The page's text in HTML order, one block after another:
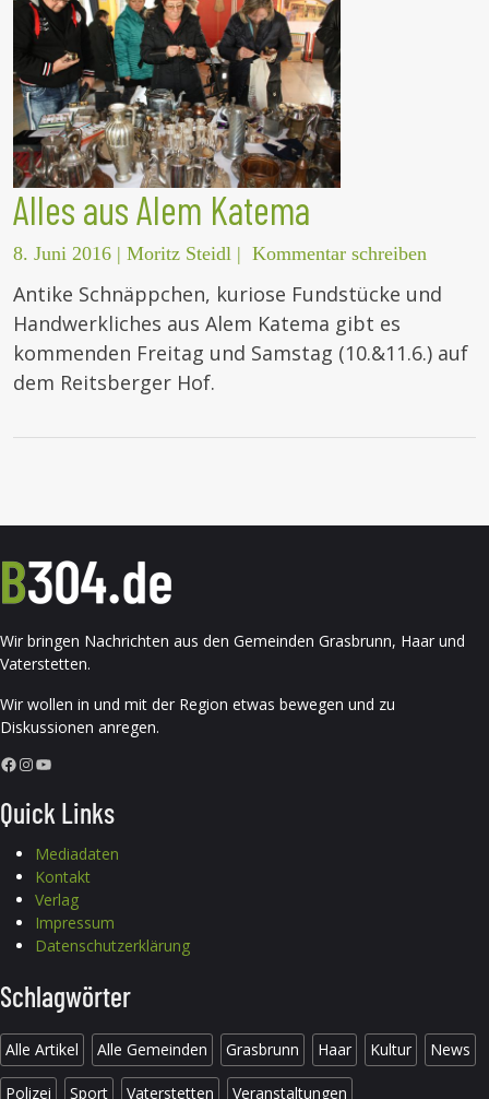
Alles aus Alem Katema
8. Juni 2016 | Moritz Steidl | Kommentar schreiben
Antike Schnäppchen, kuriose Fundstücke und
Handwerkliches aus Alem Katema gibt es
kommenden Freitag und Samstag (10.&11.6.) auf
dem Reitsberger Hof.
Wir bringen Nachrichten aus den Gemeinden Grasbrunn, Haar und
Vaterstetten.
Wir wollen in und mit der Region etwas bewegen und zu
Diskussionen anregen.
Facebook InstagramYouTube
Quick Links
Mediadaten
Kontakt
Verlag
Impressum
Datenschutzerklärung
Schlagwörter
Alle Artikel Alle Gemeinden Grasbrunn Haar Kultur News
Polizei Sport Vaterstetten Veranstaltungen